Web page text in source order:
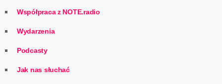
Współpraca z NOTE.radio
Wydarzenia
Podcasty
Jak nas słuchać